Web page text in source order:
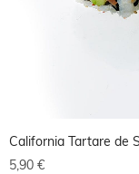
California Tartare de
5,90 €